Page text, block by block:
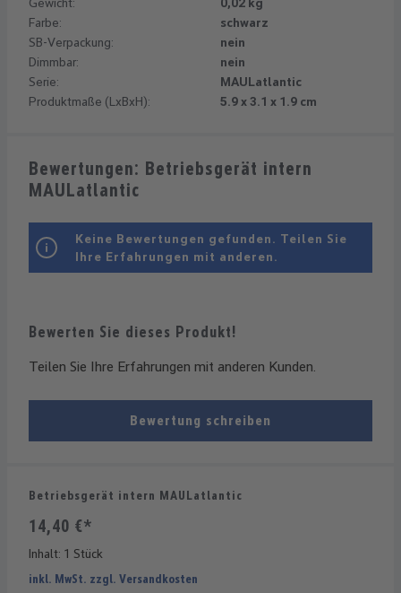
Farbe:
schwarz
SB-Verpackung:
nein
Dimmbar:
nein
Serie:
MAULatlantic
Produktmaße (LxBxH):
5.9 x 3.1 x 1.9 cm
Bewertungen: Betriebsgerät intern
MAULatlantic
Bewerten Sie dieses Produkt!
Teilen Sie Ihre Erfahrungen mit anderen Kunden.
Bewertung schreiben
Keine Bewertungen gefunden. Teilen Sie
Ihre Erfahrungen mit anderen.
Betriebsgerät intern MAULatlantic
14,40 €*
Inhalt: 1 Stück
inkl. MwSt. zzgl. Versandkosten